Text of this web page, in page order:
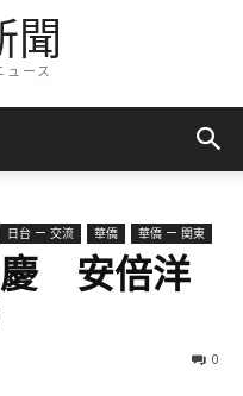
聞
ュース
日台 ー 交流 華僑 華僑 ー 関東
慶 安倍洋
0